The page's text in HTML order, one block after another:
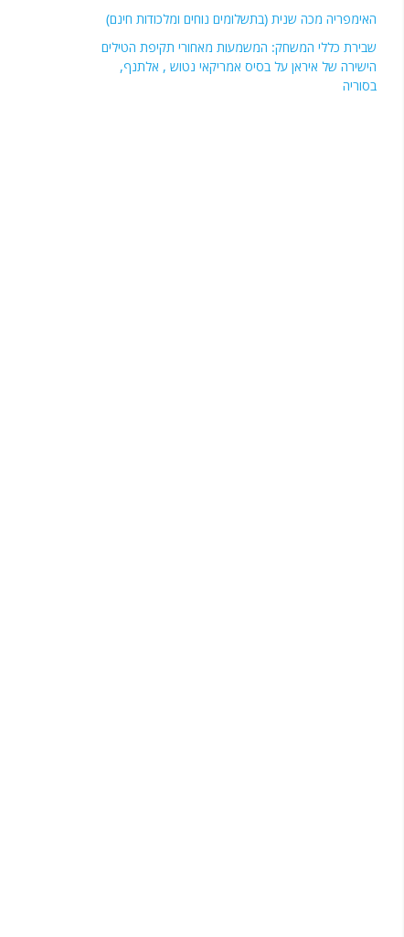
האימפריה מכה שנית (בתשלומים נוחים ומלכודות חינם)
שבירת כללי המשחק: המשמעות מאחורי תקיפת הטילים
הישירה של איראן על בסיס אמריקאי נטוש , אלתנף,
בסוריה